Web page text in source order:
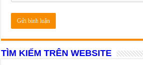
TÌM KIẾM TRÊN WEBSITE